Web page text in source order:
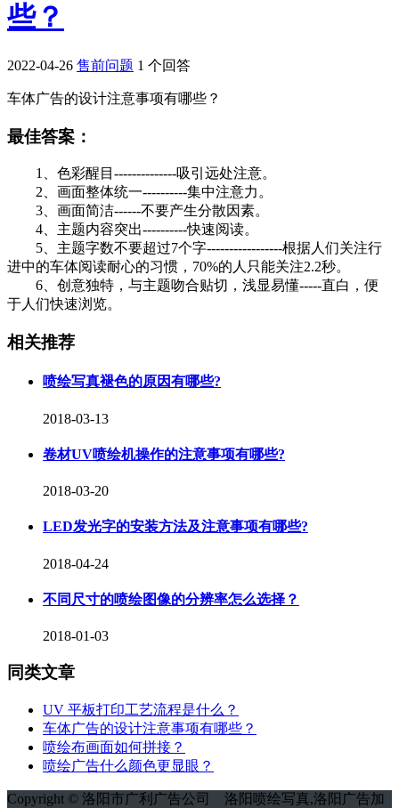
些？
2022-04-26 售前问题 1 个回答
车体广告的设计注意事项有哪些？
最佳答案：
1、色彩醒目--------------吸引远处注意。
2、画面整体统一----------集中注意力。
3、画面简洁------不要产生分散因素。
4、主题内容突出----------快速阅读。
5、主题字数不要超过7个字-----------------根据人们关注行
进中的车体阅读耐心的习惯，70%的人只能关注2.2秒。
6、创意独特，与主题吻合贴切，浅显易懂-----直白，便
于人们快速浏览。
相关推荐
喷绘写真褪色的原因有哪些?
2018-03-13
卷材UV喷绘机操作的注意事项有哪些?
2018-03-20
LED发光字的安装方法及注意事项有哪些?
2018-04-24
不同尺寸的喷绘图像的分辨率怎么选择？
2018-01-03
同类文章
UV 平板打印工艺流程是什么？
车体广告的设计注意事项有哪些？
喷绘布画面如何拼接？
喷绘广告什么颜色更显眼？
Copyright © 洛阳市广利广告公司 洛阳喷绘写真,洛阳广告加